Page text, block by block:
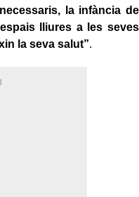
la infància de
lliures a les seves
la seva salut”.